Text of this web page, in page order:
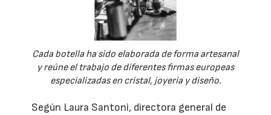
Cada botella ha sido elaborada de forma artesanal
y reúne el trabajo de diferentes firmas europeas
especializadas en cristal, joyería y diseño.
Según Laura Santoni, directora general de